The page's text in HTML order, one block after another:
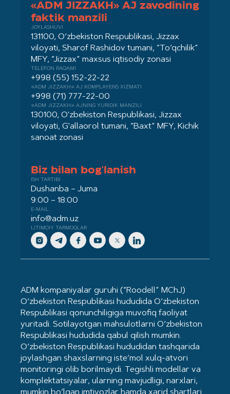
«ADM JIZZAKH» AJ zavodining
faktik manzili
JOYLASHUVI
131100, O‘zbekiston Respublikasi, Jizzax
viloyati, Sharof Rashidov tumani, “To‘qchilik”
MFY, “Jizzax” maxsus iqtisodiy zonasi
TELEFON RAQAMI
+998 (55) 152-22-22
«ADM JIZZAKH» AJ KOMPLAYENS XIZMATI
+998 (71) 777-22-00
«ADM JIZZAKH» AJNING YURIDIK MANZILI
130100, O'zbekiston Respublikasi, Jizzax
viloyati, G'allaorol tumani, “Baxt” MFY, Kichik
sanoat zonasi
Biz bilan bog'lanish
ISH TARTIBI
Dushanba – Juma
9:00 – 18:00
E-MAIL
info@adm.uz
IJTIMOIY TARMOQLAR
ADM kompaniyalar guruhi (“Roodell” MChJ)
O‘zbekiston Respublikasi hududida O‘zbekiston
Respublikasi qonunchiligiga muvofiq faoliyat
yuritadi. Sotilayotgan mahsulotlarni O‘zbekiston
Respublikasi hududida qabul qilish mumkin.
O‘zbekiston Respublikasi hududidan tashqarida
joylashgan shaxslarning iste’mol xulq-atvori
monitoringi olib borilmaydi. Tegishli modellar va
komplektatsiyalar, ularning mavjudligi, narxlari,